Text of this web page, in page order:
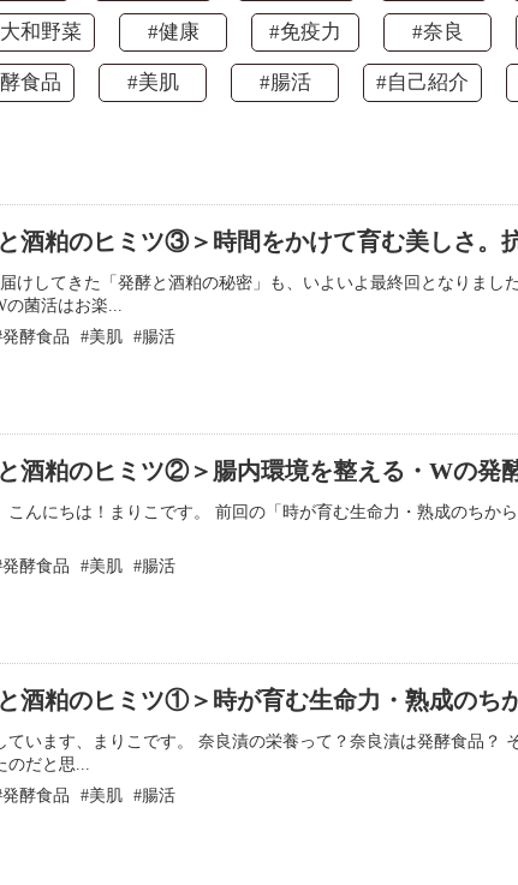
和野菜 #健康 #免疫力 #奈良
食品 #美肌 #腸活 #自己紹介
酒粕のヒミツ③＞時間をかけて育む美しさ。
けしてきた「発酵と酒粕の秘密」も、いよいよ最終回となりまし
の菌活はお楽...
発酵食品 美肌 腸活
酒粕のヒミツ②＞腸内環境を整える・Wの発
こんにちは！まりこです。 前回の「時が育む生命力・熟成のち
発酵食品 美肌 腸活
酒粕のヒミツ①＞時が育む生命力・熟成のち
ています、まりこです。 奈良漬の栄養って？奈良漬は発酵食品？
のだと思...
発酵食品 美肌 腸活